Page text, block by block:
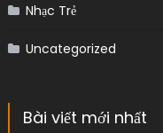
Nhạc Trẻ
Uncategorized
Bài viết mới nhất